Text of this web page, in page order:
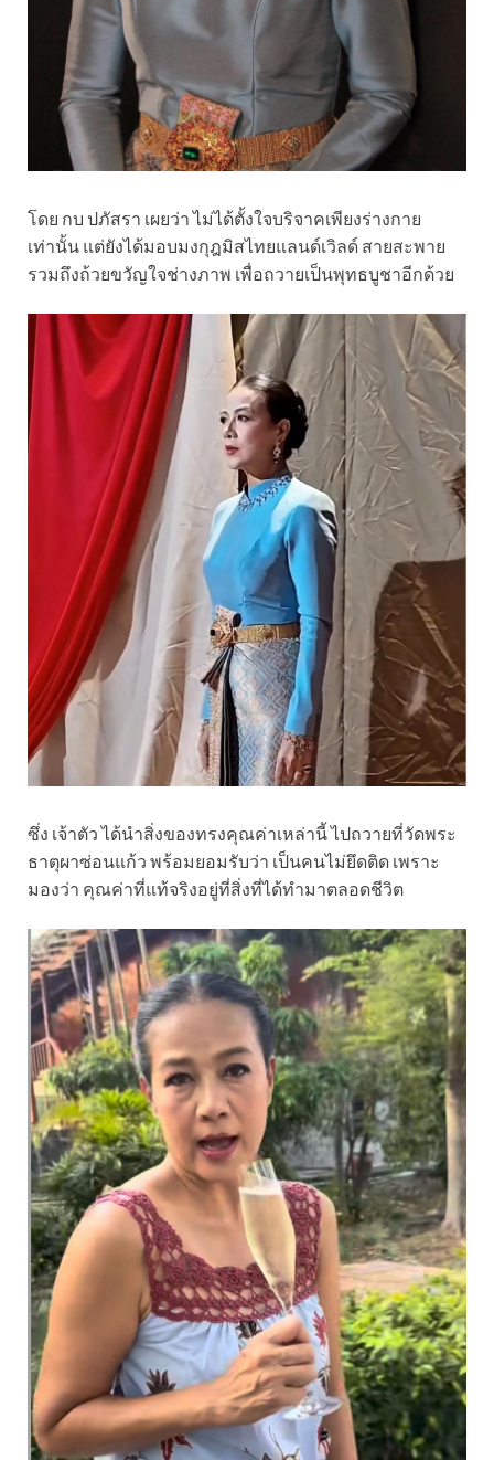
โดย กบ ปภัสรา เผยว่า ไม่ได้ตั้งใจบริจาคเพียงร่างกาย
เท่านั้น แต่ยังได้มอบมงกุฎมิสไทยแลนด์เวิลด์ สายสะพาย
รวมถึงถ้วยขวัญใจช่างภาพ เพื่อถวายเป็นพุทธบูชาอีกด้วย
ซึ่ง เจ้าตัว ได้นำสิ่งของทรงคุณค่าเหล่านี้ ไปถวายที่วัดพระ
ธาตุผาซ่อนแก้ว พร้อมยอมรับว่า เป็นคนไม่ยึดติด เพราะ
มองว่า คุณค่าที่แท้จริงอยู่ที่สิ่งที่ได้ทำมาตลอดชีวิต